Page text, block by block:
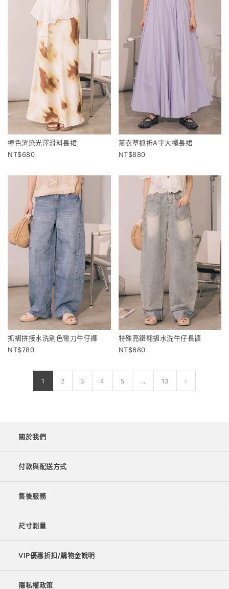
撞色渲染光澤滑料長裙
680
薰衣草抓折A字大擺長裙
880
抓褶拼接水洗刷色彎刀牛仔褲
780
特殊亮鑽翻摺水洗牛仔長褲
680
1 2 3 4 5 ... 13
關於我們
付款與配送方式
售後服務
尺寸測量
VIP優惠折扣/購物金說明
隱私權政策